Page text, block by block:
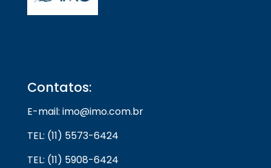
Contatos:
E-mail: imo@imo.com.br
TEL: (11) 5573-6424
TEL: (11) 5908-6424